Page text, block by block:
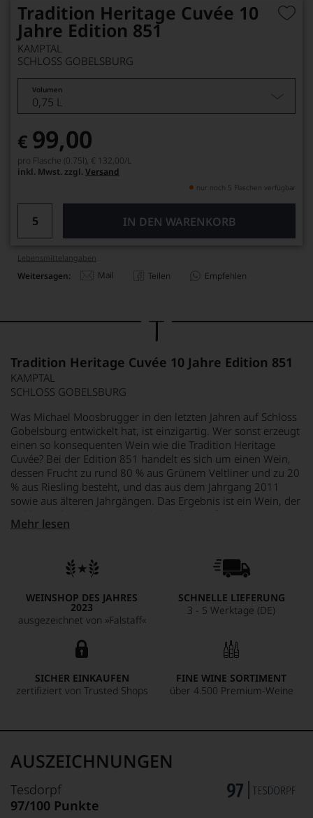
Tradition Heritage Cuvée 10
Jahre Edition 851
KAMPTAL
SCHLOSS GOBELSBURG
Volumen
0,75 L
€ 99,00
pro Flasche (0.75l), € 132,00/L
inkl. Mwst. zzgl. Versand
nur noch 5 Flaschen verfügbar
IN DEN WARENKORB
Lebensmittel­angaben
Weitersagen: Mail Teilen Empfehlen
Tradition Heritage Cuvée 10 Jahre Edition 851
KAMPTAL
SCHLOSS GOBELSBURG
Was Michael Moosbrugger in den letzten Jahren auf Schloss
Gobelsburg entwickelt hat, ist einzigartig. Wer sonst erzeugt
einen so konsequenten Wein wie die Tradition Heritage
Cuvée? Bei der Edition 851 handelt es sich um einen Wein,
dessen Frucht zu rund 80 % aus Grünem Veltliner und zu 20
% aus Riesling besteht, und das aus dem Jahrgang 2011
sowie aus älteren Jahrgängen. Das Ergebnis ist ein Wein, der
Noten von Blütenhonig und Salzkaramell, gelber Frucht und
engmaschigen Säurestruktur, mit Eleganz und Finesse. Ein
Mehr lesen
WEINSHOP DES JAHRES
2023
ausgezeichnet von »Falstaff«
SCHNELLE LIEFERUNG
3 - 5 Werktage (DE)
SICHER EINKAUFEN
zertifiziert von Trusted Shops
FINE WINE SORTIMENT
über 4.500 Premium-Weine
AUSZEICHNUNGEN
Tesdorpf
97/100 Punkte